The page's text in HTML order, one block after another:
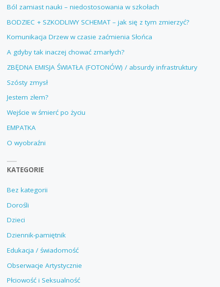
Ból zamiast nauki – niedostosowania w szkołach
BODZIEC + SZKODLIWY SCHEMAT – jak się z tym zmierzyć?
Komunikacja Drzew w czasie zaćmienia Słońca
A gdyby tak inaczej chować zmarłych?
ZBĘDNA EMISJA ŚWIATŁA (FOTONÓW) / absurdy infrastruktury
Szósty zmysł
Jestem złem?
Wejście w śmierć po życiu
EMPATKA
O wyobraźni
KATEGORIE
Bez kategorii
Dorośli
Dzieci
Dziennik-pamiętnik
Edukacja / świadomość
Obserwacje Artystycznie
Płciowość i Seksualność